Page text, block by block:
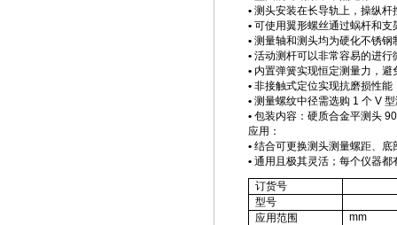
• 测头安装在长导轨上，操纵杆
• 可使用翼形螺丝通过蜗杆和
• 测量轴和测头均为硬化不锈
• 活动测杆可以非常容易的进行
• 内置弹簧实现恒定测量力，避
• 非接触式定位实现抗磨损性能
• 测量螺纹中径需选购 1 个V 型
• 包装内容： 硬质合金平测头
应用：
• 结合可更换测头测量螺距、底
• 通用且极其灵活；每个仪器都
订货号
型号
应用范围
mm